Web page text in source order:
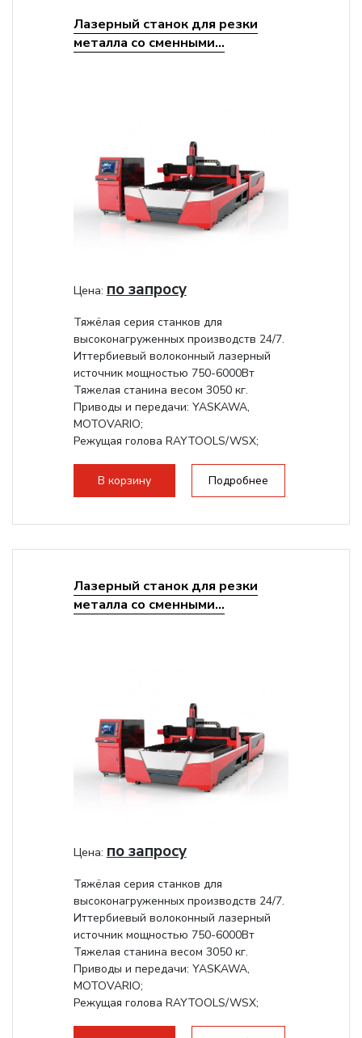
Лазерный станок для резки
металла со сменными...
Цена: по запросу
Тяжёлая серия станков для
высоконагруженных производств 24/7.
Иттербиевый волоконный лазерный
источник мощностью 750-6000Вт
Тяжелая станина весом 3050 кг.
Приводы и передачи: YASKAWA,
MOTOVARIO;
Режущая голова RAYTOOLS/WSX;
В корзину Подробнее
Лазерный станок для резки
металла со сменными...
Цена: по запросу
Тяжёлая серия станков для
высоконагруженных производств 24/7.
Иттербиевый волоконный лазерный
источник мощностью 750-6000Вт
Тяжелая станина весом 3050 кг.
Приводы и передачи: YASKAWA,
MOTOVARIO;
Режущая голова RAYTOOLS/WSX;